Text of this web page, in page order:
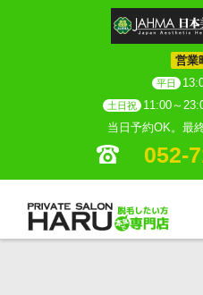
営業
平日
土日祝 11:00～
当日予約OK。最
052-